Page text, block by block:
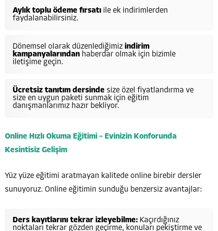
Aylık toplu ödeme fırsatı ile ek indirimlerden
faydalanabilirsiniz.
Dönemsel olarak düzenlediğimiz indirim
kampanyalarından haberdar olmak için bizimle
iletişime geçin.
Ücretsiz tanıtım dersinde size özel fiyatlandırma ve
size en uygun paketi sunmak için eğitim
danışmanlarımız hazır bekliyor.
Online Hızlı Okuma Eğitimi – Evinizin Konforunda
Kesintisiz Gelişim
Yüz yüze eğitimi aratmayan kalitede online birebir dersler
sunuyoruz. Online eğitimin sunduğu benzersiz avantajlar:
Ders kayıtlarını tekrar izleyebilme: Kaçırdığınız
noktaları tekrar gözden geçirme, konuları pekiştirme ve